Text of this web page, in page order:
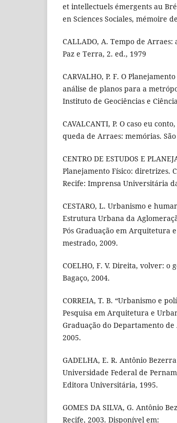
et intellectuels émergents au
en Sciences Sociales, mémoire
CALLADO, A. Tempo de
Paz e Terra, 2. ed., 1979
CARVALHO, P. F. O
análise de planos para a
Instituto de Geociências e
CAVALCANTI, P. O caso eu
queda de Arraes: memórias.
CENTRO DE ESTUDOS E
Planejamento Físico: diretrizes.
Recife: Imprensa Universitária
CESTARO, L. Urbanismo e
Estrutura Urbana da
Pós Graduação em Arquitetura e
mestrado, 2009.
COELHO, F. V. Direita, volver: o
Bagaço, 2004.
CORREIA, T. B. “Urbanismo e
Pesquisa em Arquitetura e
Graduação do Departamento de
2005.
GADELHA, E. R. Antônio
Universidade Federal de
Editora Universitária, 1995.
GOMES DA SILVA, G. Antônio
Recife, 2003. Disponível em: